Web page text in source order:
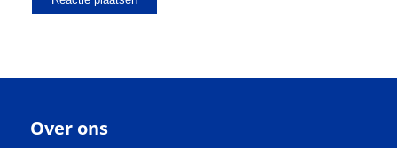
Over ons